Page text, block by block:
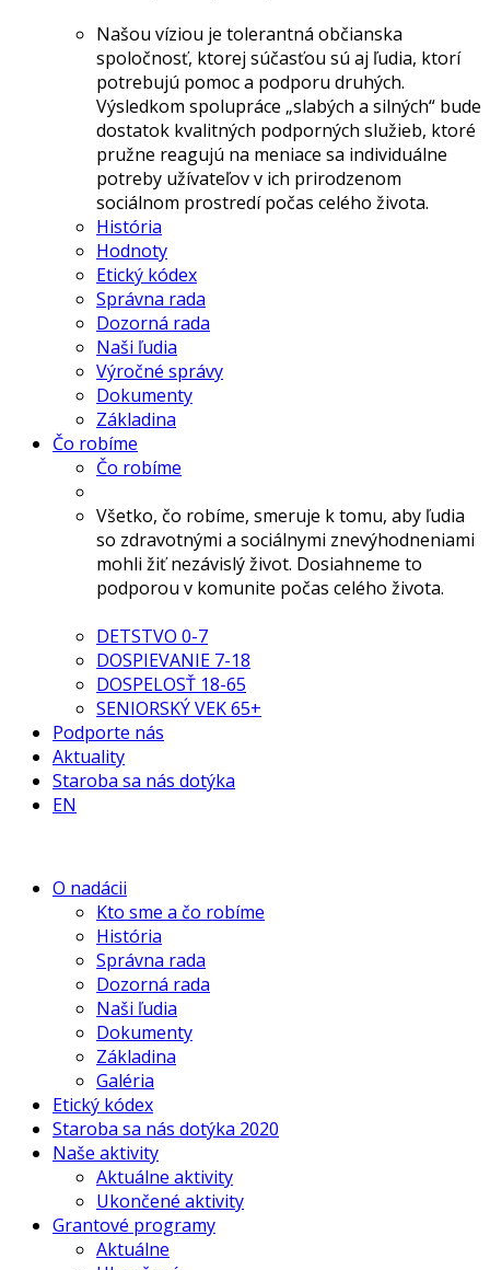
Našou víziou je tolerantná občianska
spoločnosť, ktorej súčasťou sú aj ľudia, ktorí
potrebujú pomoc a podporu druhých.
Výsledkom spolupráce „slabých a silných“ bude
dostatok kvalitných podporných služieb, ktoré
pružne reagujú na meniace sa individuálne
potreby užívateľov v ich prirodzenom
sociálnom prostredí počas celého života.
História
Hodnoty
Etický kódex
Správna rada
Dozorná rada
Naši ľudia
Výročné správy
Dokumenty
Základina
Čo robíme
Čo robíme
Všetko, čo robíme, smeruje k tomu, aby ľudia
so zdravotnými a sociálnymi znevýhodneniami
mohli žiť nezávislý život. Dosiahneme to
podporou v komunite počas celého života.
DETSTVO 0-7
DOSPIEVANIE 7-18
DOSPELOSŤ 18-65
SENIORSKÝ VEK 65+
Podporte nás
Aktuality
Staroba sa nás dotýka
EN
O nadácii
Kto sme a čo robíme
História
Správna rada
Dozorná rada
Naši ľudia
Dokumenty
Základina
Galéria
Etický kódex
Staroba sa nás dotýka 2020
Naše aktivity
Aktuálne aktivity
Ukončené aktivity
Grantové programy
Aktuálne